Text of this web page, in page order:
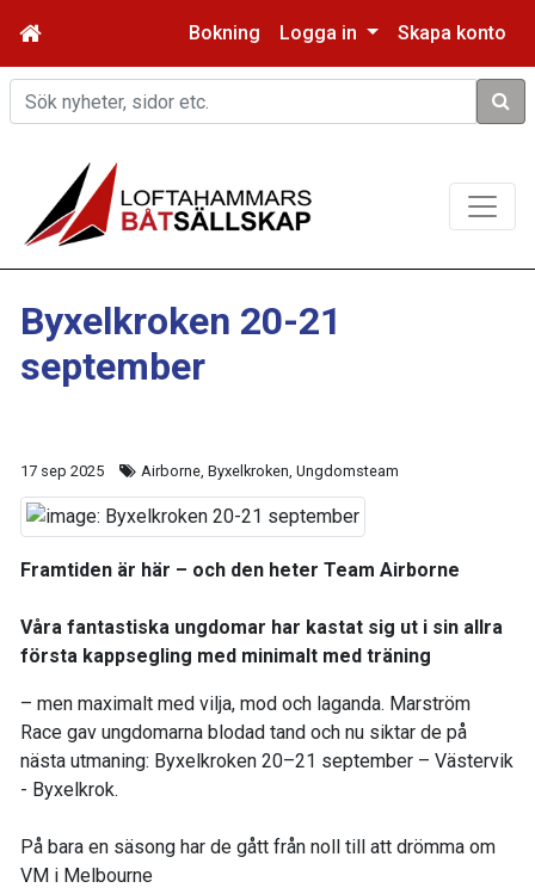
Bokning Logga in Skapa konto
Sök
Byxelkroken 20-21
september
17 sep 2025 Airborne, Byxelkroken, Ungdomsteam
Framtiden är här – och den heter Team Airborne
Våra fantastiska ungdomar har kastat sig ut i sin allra
första kappsegling med minimalt med träning
– men maximalt med vilja, mod och laganda. Marström
Race gav ungdomarna blodad tand och nu siktar de på
nästa utmaning: Byxelkroken 20–21 september – Västervik
- Byxelkrok.
På bara en säsong har de gått från noll till att drömma om
VM i Melbourne